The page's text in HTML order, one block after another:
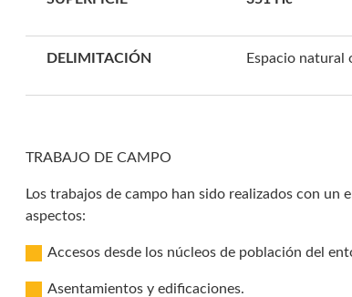
DELIMITACIÓN Espacio natural
TRABAJO DE CAMPO
Los trabajos de campo han sido realizados con
aspectos:
Accesos desde los núcleos de población del
Asentamientos y edificaciones.